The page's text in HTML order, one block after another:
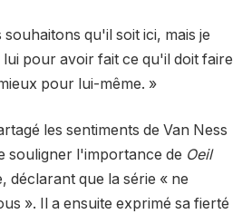
qu'il soit ici, mais je
pour avoir fait ce qu'il doit faire
pour lui-même. »
les sentiments de Van Ness
souligner l'importance de Oeil
déclarant que la série « ne
». Il a ensuite exprimé sa fierté